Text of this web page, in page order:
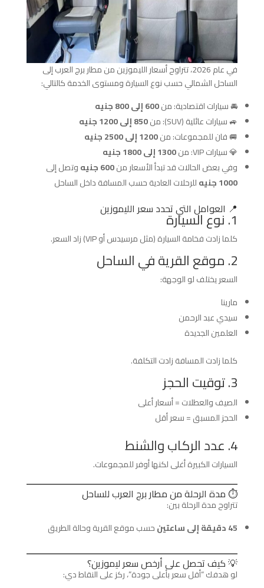
في عام 2026، تتراوح أسعار الليموزين من مطار برج العرب إلى
الساحل الشمالي حسب نوع السيارة ومستوى الخدمة كالتالي:
🚘 سيارات اقتصادية: من600 إلى 800 جنيه
🚙 سيارات عائلية (SUV): من
850 إلى 1200 جنيه
🚐 فان للمجموعات: من1200 إلى 2500 جنيه
💎 سيارات VIP: من
1300 إلى 1800 جنيه
وفي بعض الحالات قد تبدأ الأسعار من600 جنيه
وتصل إلى
1000 جنيه
للرحلات العادية حسب المسافة داخل الساحل
📍 العوامل التي تحدد سعر الليموزين
1. نوع السيارة
كلما زادت فخامة السيارة (مثل مرسيدس أو VIP) زاد السعر.
2. موقع القرية في الساحل
السعر يختلف لو الوجهة:
مارينا
سيدي عبد الرحمن
العلمين الجديدة
كلما زادت المسافة زادت التكلفة.
3. توقيت الحجز
الصيف والعطلات = أسعار أعلى
الحجز المسبق = سعر أقل
4. عدد الركاب والشنط
السيارات الكبيرة أغلى لكنها أوفر للمجموعات.
⏱️ مدة الرحلة من مطار برج العرب للساحل
تتراوح مدة الرحلة بين:
45 دقيقة إلى ساعتين
حسب موقع القرية وحالة الطريق
💡 كيف تحصل على أرخص سعر ليموزين؟
لو هدفك “أقل سعر بأعلى جودة”، ركز على النقاط دي: